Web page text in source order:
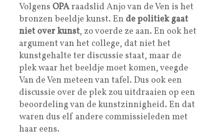
Volgens OPAraadslid Anjo van de Ven is het
bronzen beeldje kunst. En de politiek gaat
niet over kunst, zo voerde ze aan. En ook het
argument van het college, dat niet het
kunstgehalte ter discussie staat, maar de
plek waar het beeldje moet komen, veegde
Van de Ven meteen van tafel. Dus ook een
discussie over de plek zou uitdraaien op een
beoordeling van de kunstzinnigheid. En dat
waren dus elf andere commissieleden met
haar eens.